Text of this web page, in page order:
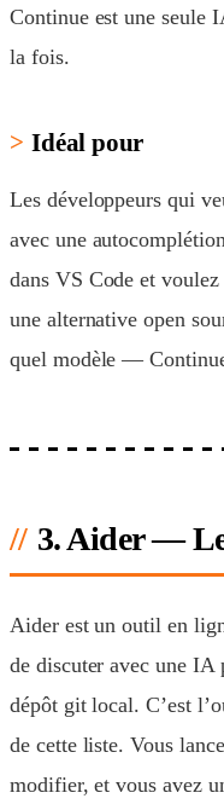
Continue est une seule
la fois.
Idéal pour
Les développeurs qui
avec une
dans VS Code et
une alternative open
quel modèle —
3. Aider —
Aider est un outil en
de discuter avec une
dépôt git local. C’est
de cette liste. Vous
modifier, et vous avez